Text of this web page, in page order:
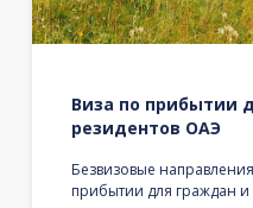
Виза по прибытии
резидентов ОАЭ
Безвизовые
прибытии для граждан